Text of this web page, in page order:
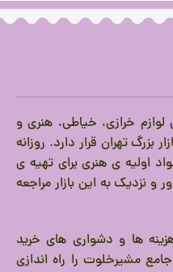
خرازی، خیاطی، هنری و
بزرگ تهران قرار دارد. روزانه
اولیه ی هنری برای تهیه ی
و نزدیک به این بازار مراجعه
ها و دشواری های خرید
مشیرخلوت را راه اندازی